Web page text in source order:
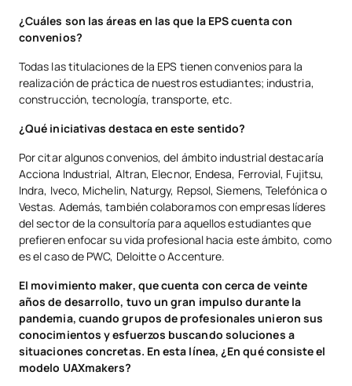
¿Cuáles son las áreas en las que la EPS cuenta con
convenios?
Todas las titulaciones de la EPS tienen convenios para la
realización de práctica de nuestros estudiantes; industria,
construcción, tecnología, transporte, etc.
¿Qué iniciativas destaca en este sentido?
Por citar algunos convenios, del ámbito industrial destacaría
Acciona Industrial, Altran, Elecnor, Endesa, Ferrovial, Fujitsu,
Indra, Iveco, Michelin, Naturgy, Repsol, Siemens, Telefónica o
Vestas. Además, también colaboramos con empresas líderes
del sector de la consultoría para aquellos estudiantes que
prefieren enfocar su vida profesional hacia este ámbito, como
es el caso de PWC, Deloitte o Accenture.
El movimiento maker, que cuenta con cerca de veinte
años de desarrollo, tuvo un gran impulso durante la
pandemia, cuando grupos de profesionales unieron sus
conocimientos y esfuerzos buscando soluciones a
situaciones concretas. En esta línea, ¿En qué consiste el
modelo UAXmakers?